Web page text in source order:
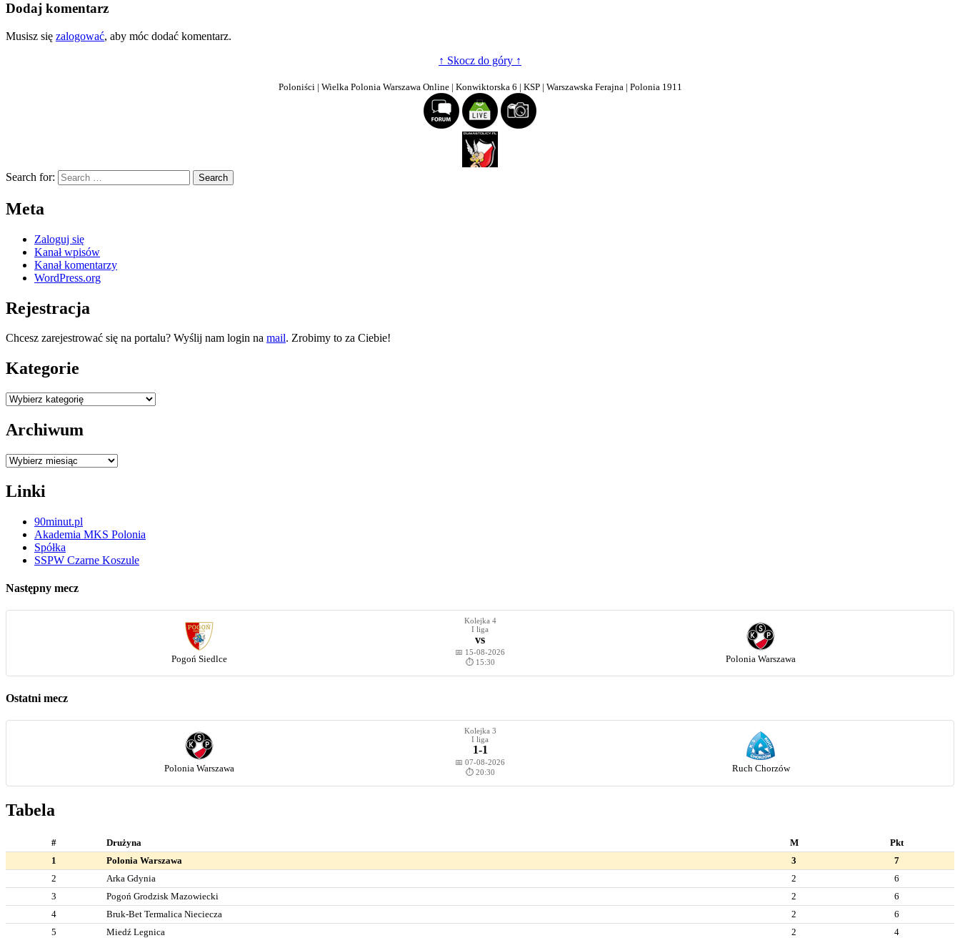
Dodaj komentarz
Musisz się zalogować, aby móc dodać komentarz.
↑ Skocz do góry ↑
Poloniści | Wielka Polonia Warszawa Online | Konwiktorska 6 | KSP | Warszawska Ferajna | Polonia 1911
Search for:
Meta
Zaloguj się
Kanał wpisów
Kanał komentarzy
WordPress.org
Rejestracja
Chcesz zarejestrować się na portalu? Wyślij nam login na mail. Zrobimy to za Ciebie!
Kategorie
Kategorie
Archiwum
Archiwum
Linki
90minut.pl
Akademia MKS Polonia
Spółka
SSPW Czarne Koszule
Następny mecz
Pogoń Siedlce
Kolejka 4
I liga
vs
📅 15-08-2026
⏱️ 15:30
Polonia Warszawa
Ostatni mecz
Polonia Warszawa
Kolejka 3
I liga
1-1
📅 07-08-2026
⏱️ 20:30
Ruch Chorzów
Tabela
# Drużyna M
Pkt
1
Polonia Warszawa 3
7
2
Arka Gdynia 2
6
3
Pogoń Grodzisk Mazowiecki 2
6
4
Bruk-Bet Termalica Nieciecza 2
6
5
Miedź Legnica 2 4